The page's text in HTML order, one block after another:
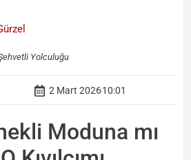
Yolculuğu
2 Mart 202610:01
Moduna mı